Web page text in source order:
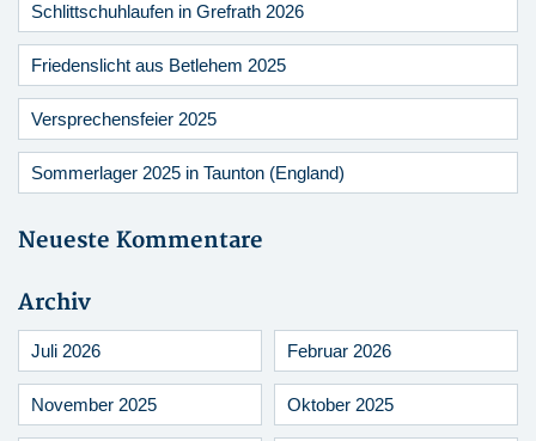
Schlittschuhlaufen in Grefrath 2026
Friedenslicht aus Betlehem 2025
Versprechensfeier 2025
Sommerlager 2025 in Taunton (England)
Neueste Kommentare
Archiv
Juli 2026 Februar 2026
November 2025 Oktober 2025